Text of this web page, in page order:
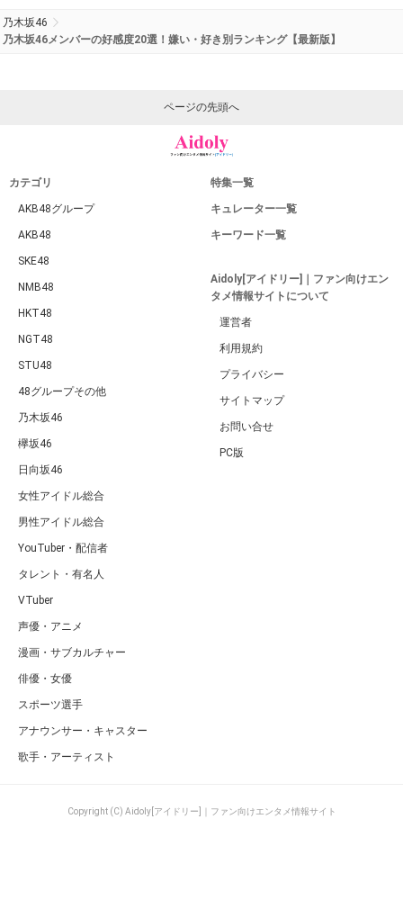
乃木坂46
乃木坂46メンバーの好感度20選！嫌い・好き別ランキング【最新版】
ページの先頭へ
カテゴリ
AKB48グループ
AKB48
SKE48
NMB48
HKT48
NGT48
STU48
48グループその他
乃木坂46
欅坂46
日向坂46
女性アイドル総合
男性アイドル総合
YouTuber・配信者
タレント・有名人
VTuber
声優・アニメ
漫画・サブカルチャー
俳優・女優
スポーツ選手
アナウンサー・キャスター
歌手・アーティスト
特集一覧
キュレーター一覧
キーワード一覧
Aidoly[アイドリー]｜ファン向けエン
タメ情報サイトについて
運営者
利用規約
プライバシー
サイトマップ
お問い合せ
PC版
Copyright (C) Aidoly[アイドリー]｜ファン向けエンタメ情報サイト